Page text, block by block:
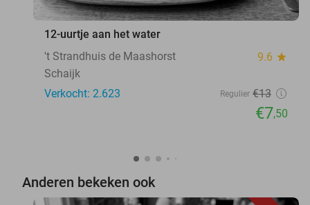
12-uurtje aan het water
't Strandhuis de Maashorst
9.6 star
Schaijk
Verkocht: 2.623
Regulier €13
€7,50
Anderen bekeken ook